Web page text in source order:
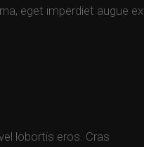
eget imperdiet augue ex
lobortis eros. Cras